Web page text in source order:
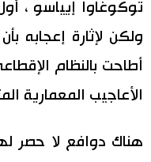
توكوغاوا إيياسو ،
ولكن لإثارة إعجابه
أطاحت بالنظام
الأعاجيب المعمارية
هناك دوافع لا حصر